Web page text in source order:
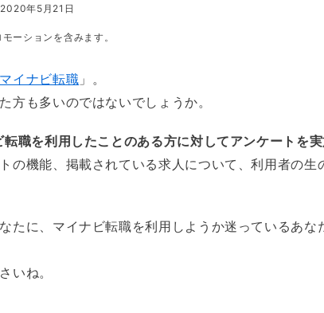
年5月21日
ーションを含みます。
マイナビ転職 」。
方も多いのではないでしょうか。
転職を利用したことのある方に対してアンケートを実
の機能、掲載されている求人について、利用者の生
たに、マイナビ転職を利用しようか迷っているあな
いね。